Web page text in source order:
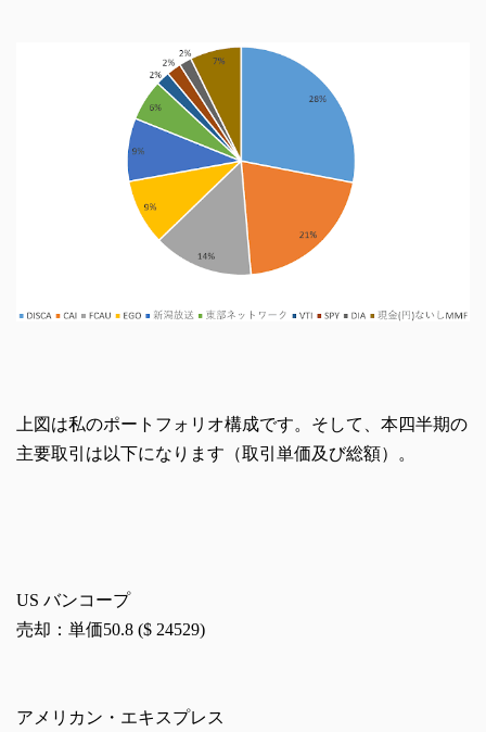
上図は私のポートフォリオ構成です。そして、本四半期の
主要取引は以下になります（取引単価及び総額）。
US バンコープ
売却：単価50.8 ($ 24529)
アメリカン・エキスプレス